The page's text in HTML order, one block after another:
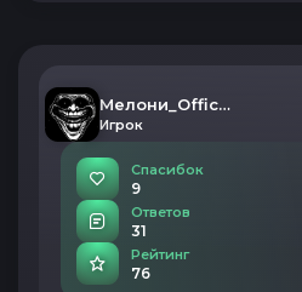
Мелони_Official
Игрок
Спасибок
9
Ответов
31
Рейтинг
76